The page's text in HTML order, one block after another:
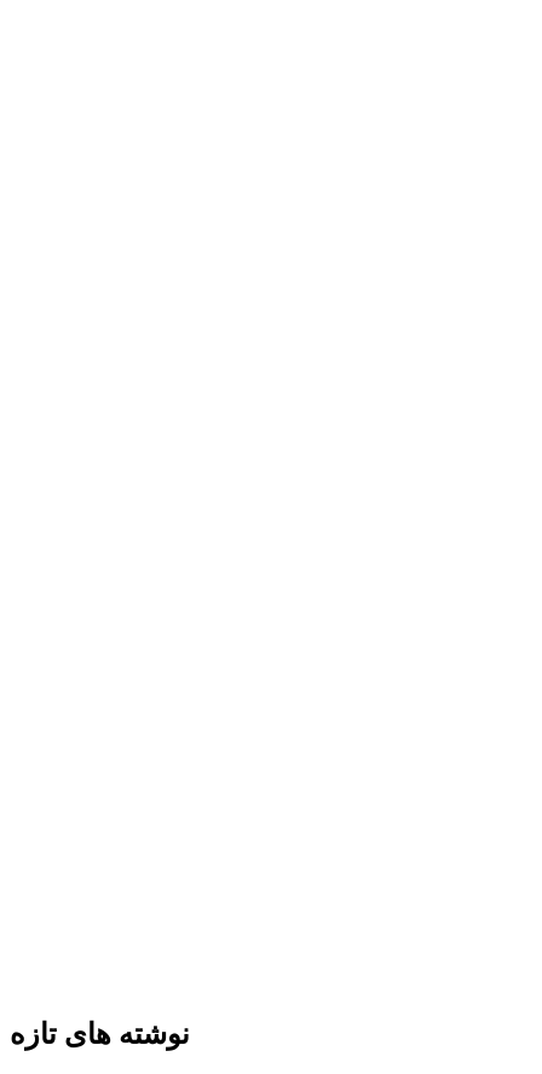
نوشته های تازه